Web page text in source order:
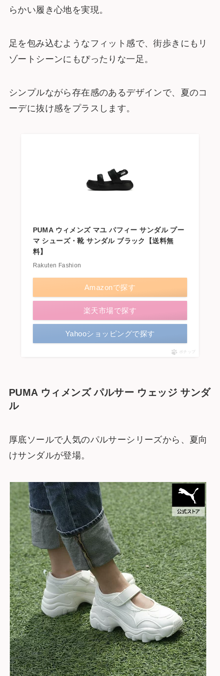
らかい履き心地を実現。
足を包み込むようなフィット感で、街歩きにもリ
ゾートシーンにもぴったりな一足。
シンプルながら存在感のあるデザインで、夏のコ
ーデに抜け感をプラスします。
PUMA ウィメンズ マユ パフィー サンダル プー
マ シューズ・靴 サンダル ブラック【送料無
料】
Rakuten Fashion
Amazonで探す
楽天市場で探す
Yahooショッピングで探す
ポチップ
PUMA ウィメンズ パルサー ウェッジ サンダ
ル
厚底ソールで人気のパルサーシリーズから、夏向
けサンダルが登場。